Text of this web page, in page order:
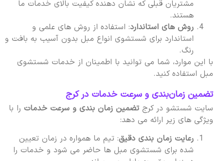
مشتریان قبلی که نشان دهنده کیفیت بالای خدمات ما
هستند.
روش های استاندارد: استفاده از روش های علمی و
استاندارد برای شستشوی انواع مبل بدون آسیب به بافت و
رنگ.
با این موارد، شما می توانید با اطمینان از خدمات شستشوی
مبل استفاده کنید.
تضمین زمان‌بندی و سرعت خدمات در کرج
سایت شستشو در کرج تضمین زمان بندی و سرعت خدماترا با
ویژگی های زیر ارائه می دهد:
رعایت زمان بندی دقیق: تیم ما همواره در زمان تعیین
شده برای شستشوی مبل ها حاضر می شود و خدمات را